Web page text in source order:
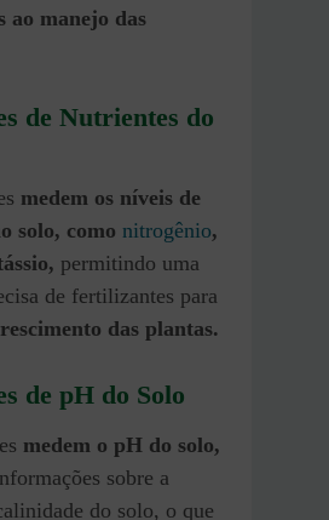
ao manejo das
de Nutrientes do
medem os níveis de
solo, como nitrogênio,
permitindo uma
de fertilizantes para
das plantas.
de pH do Solo
medem o pH do solo,
sobre a
do solo, o que